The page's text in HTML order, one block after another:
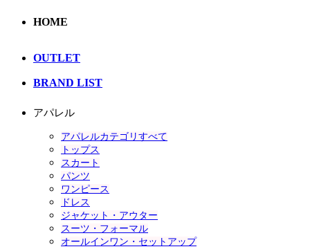
HOME
OUTLET
BRAND LIST
アパレル
アパレルカテゴリすべて
トップス
スカート
パンツ
ワンピース
ドレス
ジャケット・アウター
スーツ・フォーマル
オールインワン・セットアップ